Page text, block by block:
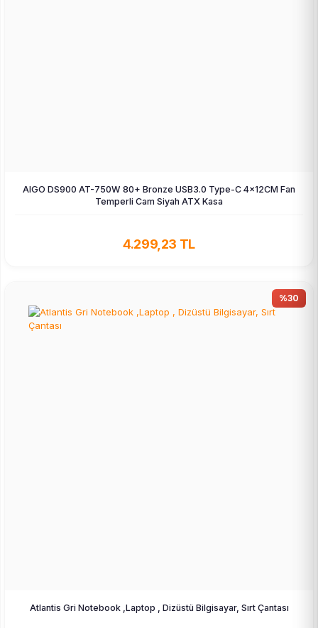
AIGO DS900 AT-750W 80+ Bronze USB3.0 Type-C 4×12CM Fan
Temperli Cam Siyah ATX Kasa
4.299,23 TL
%30
Atlantis Gri Notebook ,Laptop , Dizüstü Bilgisayar, Sırt Çantası